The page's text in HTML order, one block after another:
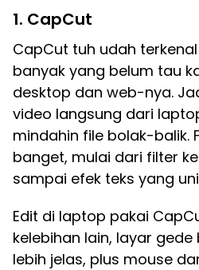
1. CapCut
CapCut tuh udah
banyak yang belum tau
desktop dan web-nya.
video langsung dari
mindahin file bolak-balik.
banget, mulai dari filter
sampai efek teks yang
Edit di laptop pakai
kelebihan lain, layar
lebih jelas, plus mouse